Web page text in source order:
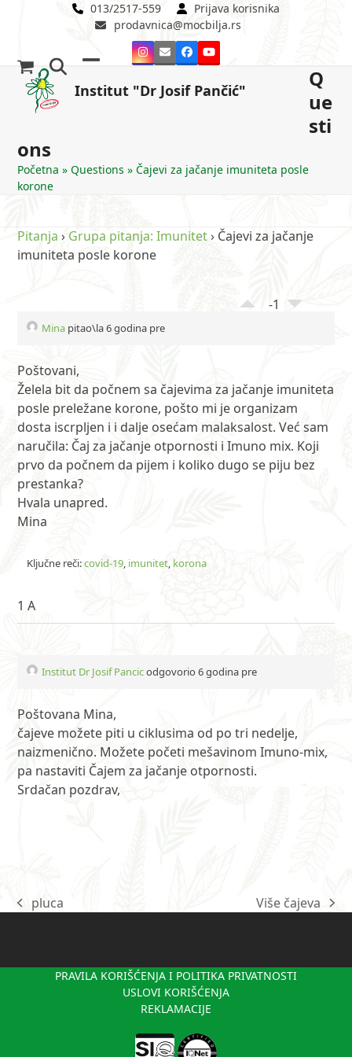
013/2517-559
Prijava korisnika
prodavnica@mocbilja.rs
Instagram
EmailFacebookYouTube
Institut "Dr Josif Pančić"
mobile
mobile
Q
ue
sti
ons
Početna »Questions »Čajevi za jačanje imuniteta posle
korone
Pitanja › Grupa pitanja: Imunitet› Čajevi za jačanje
imuniteta posle korone
-1
Mina pitao\la 6 godina pre
Poštovani,
Želela bit da počnem sa čajevima za jačanje imuniteta
posle preležane korone, pošto mi je organizam
dosta iscrpljen i i dalje osećam malaksalost. Već sam
naručila: Čaj za jačanje otpornosti i Imuno mix. Koji
prvo da počnem da pijem i koliko dugo se piju bez
prestanka?
Hvala unapred.
Mina
Ključne reči:covid-19, imunitet, korona
1 A
Institut Dr Josif Pancicodgovorio 6 godina pre
Poštovana Mina,
čajeve možete piti u ciklusima od po tri nedelje,
naizmenično. Možete početi mešavinom Imuno-mix,
pa nastaviti Čajem za jačanje otpornosti.
Srdačan pozdrav,
previous
pluca
next
Više čajeva
PRAVILA KORIŠĆENJA I POLITIKA PRIVATNOSTI
USLOVI KORIŠĆENJA
REKLAMACIJE